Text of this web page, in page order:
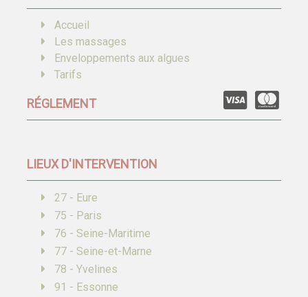
Accueil
Les massages
Enveloppements aux algues
Tarifs
RÉGLEMENT
LIEUX D'INTERVENTION
27 - Eure
75 - Paris
76 - Seine-Maritime
77 - Seine-et-Marne
78 - Yvelines
91 - Essonne